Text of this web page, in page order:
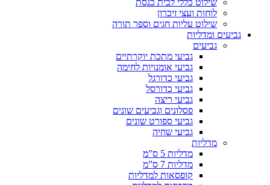
לוחות ועצי זיכרון
שילוט עליות חגים וספר תורה
גביעים ומדליות
גביעים
גביעי מתכת יוקרתיים
גביעי אומנויות לחימה
גביעי כדורגל
גביעי כדורסל
גביעי ריצה
פסלונים וגביעים שונים
גביעי ספורט שונים
גביעי שחיה
מדליות
מדליות 5 ס”מ
מדליות 7 ס”מ
קופסאות למדליות